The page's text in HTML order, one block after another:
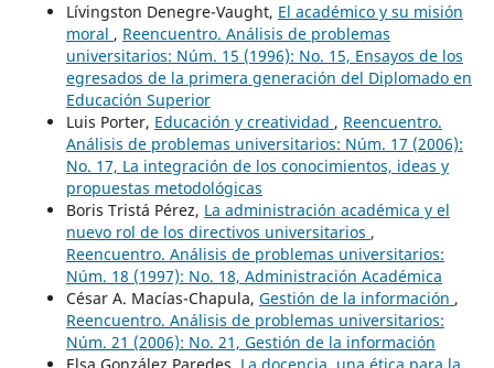
Lívingston Denegre-Vaught, El académico y su misión
moral , Reencuentro. Análisis de problemas
universitarios: Núm. 15 (1996): No. 15, Ensayos de los
egresados de la primera generación del Diplomado en
Educación Superior
Luis Porter, Educación y creatividad , Reencuentro.
Análisis de problemas universitarios: Núm. 17 (2006):
No. 17, La integración de los conocimientos, ideas y
propuestas metodológicas
Boris Tristá Pérez, La administración académica y el
nuevo rol de los directivos universitarios ,
Reencuentro. Análisis de problemas universitarios:
Núm. 18 (1997): No. 18, Administración Académica
César A. Macías-Chapula, Gestión de la información ,
Reencuentro. Análisis de problemas universitarios:
Núm. 21 (2006): No. 21, Gestión de la información